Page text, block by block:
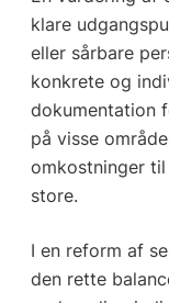
klare
eller sårbare
konkrete og
dokumentation
på visse
omkostninger
store.
I en reform af
den rette